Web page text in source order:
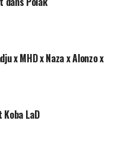
x MHD x Naza x Alonzo x
LaD